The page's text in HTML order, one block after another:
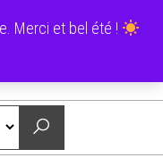
Merci et bel été !
0,00 €